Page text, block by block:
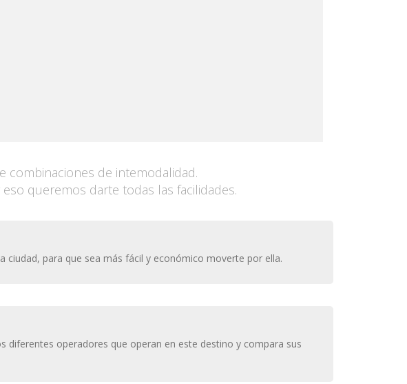
combinaciones de intemodalidad.
queremos darte todas las facilidades.
para que sea más fácil y económico moverte por ella.
diferentes operadores que operan en este destino y compara sus